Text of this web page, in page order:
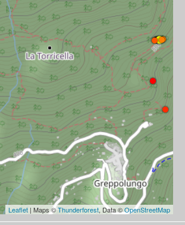
Leaflet | Maps ©Thunderforest, Data ©OpenStreetMap